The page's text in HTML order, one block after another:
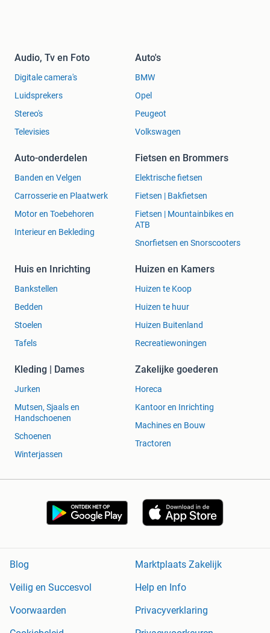
Audio, Tv en Foto
Digitale camera's
Luidsprekers
Stereo's
Televisies
Auto's
BMW
Opel
Peugeot
Volkswagen
Auto-onderdelen
Banden en Velgen
Carrosserie en Plaatwerk
Motor en Toebehoren
Interieur en Bekleding
Fietsen en Brommers
Elektrische fietsen
Fietsen | Bakfietsen
Fietsen | Mountainbikes en
ATB
Snorfietsen en Snorscooters
Huis en Inrichting
Bankstellen
Bedden
Stoelen
Tafels
Huizen en Kamers
Huizen te Koop
Huizen te huur
Huizen Buitenland
Recreatiewoningen
Kleding | Dames
Jurken
Mutsen, Sjaals en
Handschoenen
Schoenen
Winterjassen
Zakelijke goederen
Horeca
Kantoor en Inrichting
Machines en Bouw
Tractoren
Blog
Marktplaats Zakelijk
Veilig en Succesvol
Help en Info
Voorwaarden
Privacyverklaring